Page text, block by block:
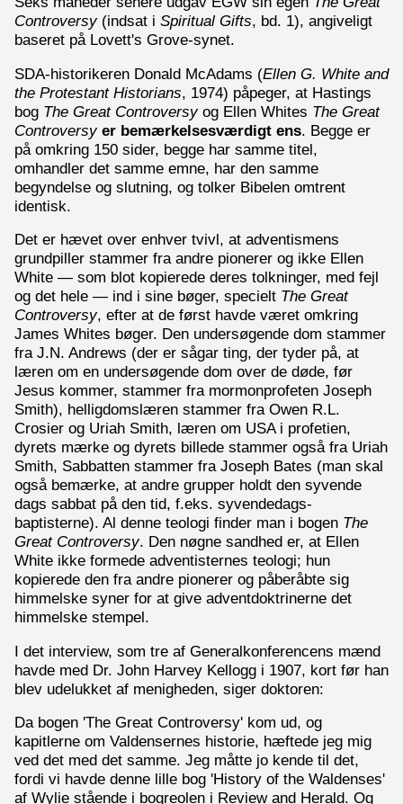
Controversy(indsat i Spiritual Gifts, bd. 1), angiveligt
baseret på Lovett's Grove-synet.
SDA-historikeren Donald McAdams (Ellen G. White and
the Protestant Historians, 1974) påpeger, at Hastings
bog The Great Controversyog Ellen Whites The Great
Controversy er bemærkelsesværdigt ens. Begge er
på omkring 150 sider, begge har samme titel,
omhandler det samme emne, har den samme
begyndelse og slutning, og tolker Bibelen omtrent
identisk.
Det er hævet over enhver tvivl, at adventismens
grundpiller stammer fra andre pionerer og ikke Ellen
White — som blot kopierede deres tolkninger, med fejl
og det hele — ind i sine bøger, specielt The Great
Controversy, efter at de først havde været omkring
James Whites bøger. Den undersøgende dom stammer
fra J.N. Andrews (der er sågar ting, der tyder på, at
læren om en undersøgende dom over de døde, før
Jesus kommer, stammer fra mormonprofeten Joseph
Smith), helligdomslæren stammer fra Owen R.L.
Crosier og Uriah Smith, læren om USA i profetien,
dyrets mærke og dyrets billede stammer også fra Uriah
Smith, Sabbatten stammer fra Joseph Bates (man skal
også bemærke, at andre grupper holdt den syvende
dags sabbat på den tid, f.eks. syvendedags-
baptisterne). Al denne teologi finder man i bogen The
Great Controversy. Den nøgne sandhed er, at Ellen
White ikke formede adventisternes teologi; hun
kopierede den fra andre pionerer og påberåbte sig
himmelske syner for at give adventdoktrinerne det
himmelske stempel.
I det interview, som tre af Generalkonferencens mænd
havde med Dr. John Harvey Kellogg i 1907, kort før han
blev udelukket af menigheden, siger doktoren:
Da bogen 'The Great Controversy' kom ud, og
kapitlerne om Valdensernes historie, hæftede jeg mig
ved det med det samme. Jeg måtte jo kende til det,
fordi vi havde denne lille bog 'History of the Waldenses'
af Wylie stående i bogreolen i Review and Herald. Og